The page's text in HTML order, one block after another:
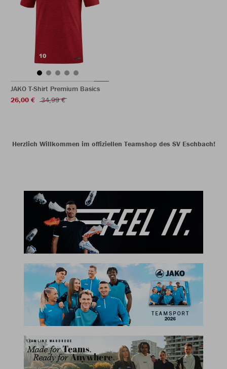
JAKO T-Shirt Premium Basics
26,00 €
34,99 €
Herzlich Willkommen im offiziellen Teamshop des SV Eschbach!